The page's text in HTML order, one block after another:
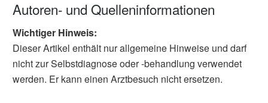
Autoren- und Quelleninformationen
Wichtiger Hinweis:
Dieser Artikel enthält nur allgemeine Hinweise und darf
nicht zur Selbstdiagnose oder -behandlung verwendet
werden. Er kann einen Arztbesuch nicht ersetzen.